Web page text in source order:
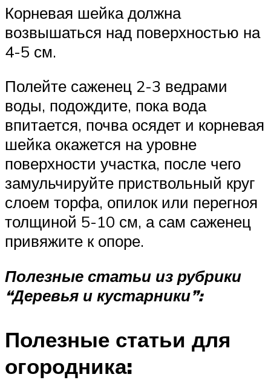
Корневая шейка должна
возвышаться над поверхностью на
4-5 см.
Полейте саженец 2-3 ведрами
воды, подождите, пока вода
впитается, почва осядет и корневая
шейка окажется на уровне
поверхности участка, после чего
замульчируйте приствольный круг
слоем торфа, опилок или перегноя
толщиной 5-10 см, а сам саженец
привяжите к опоре.
Полезные статьи из рубрики
“Деревья и кустарники”:
Полезные статьи для
огородника: